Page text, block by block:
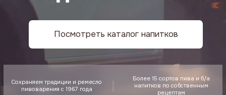
Натуральные составы согласно
солод, хмель и дрожжи